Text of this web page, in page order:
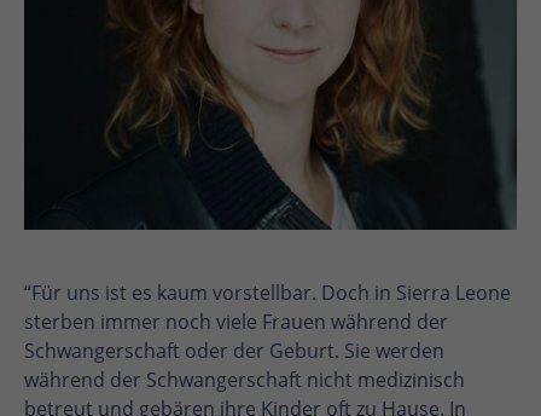
“Für uns ist es kaum vorstellbar. Doch in Sierra Leone
sterben immer noch viele Frauen während der
Schwangerschaft oder der Geburt. Sie werden
während der Schwangerschaft nicht medizinisch
betreut und gebären ihre Kinder oft zu Hause. In